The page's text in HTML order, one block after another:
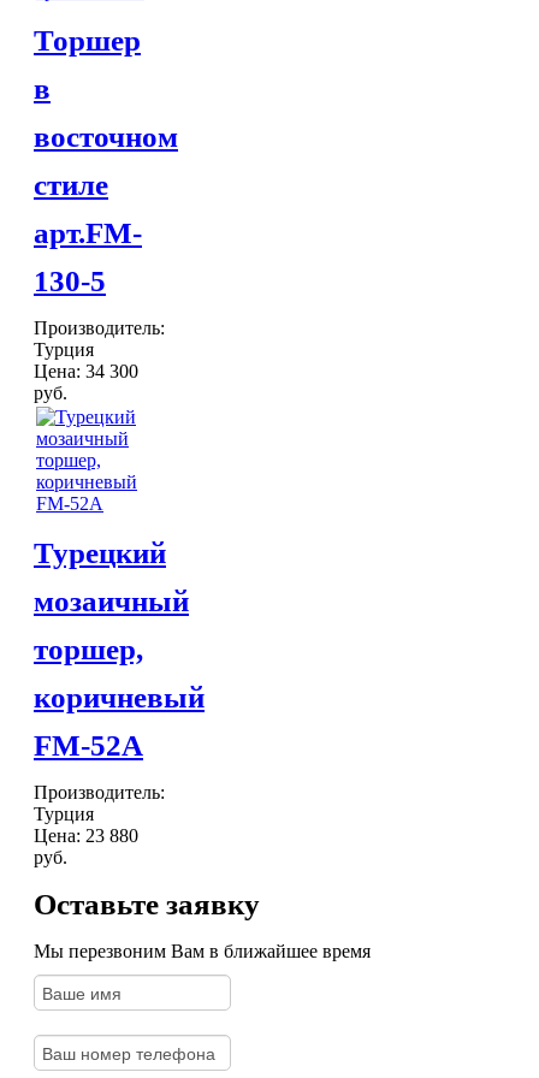
Хлопковые
Чайники и кофейники
фруктовницы
ДОСТАВКА и ОПЛАТА
Торшер
в
восточном
стиле
арт.FM-
130-5
Производитель:
Турция
Цена: 34 300
руб.
Турецкий
мозаичный
торшер,
коричневый
FM-52А
Производитель:
Турция
Цена: 23 880
руб.
Оставьте заявку
Мы перезвоним Вам в ближайшее время